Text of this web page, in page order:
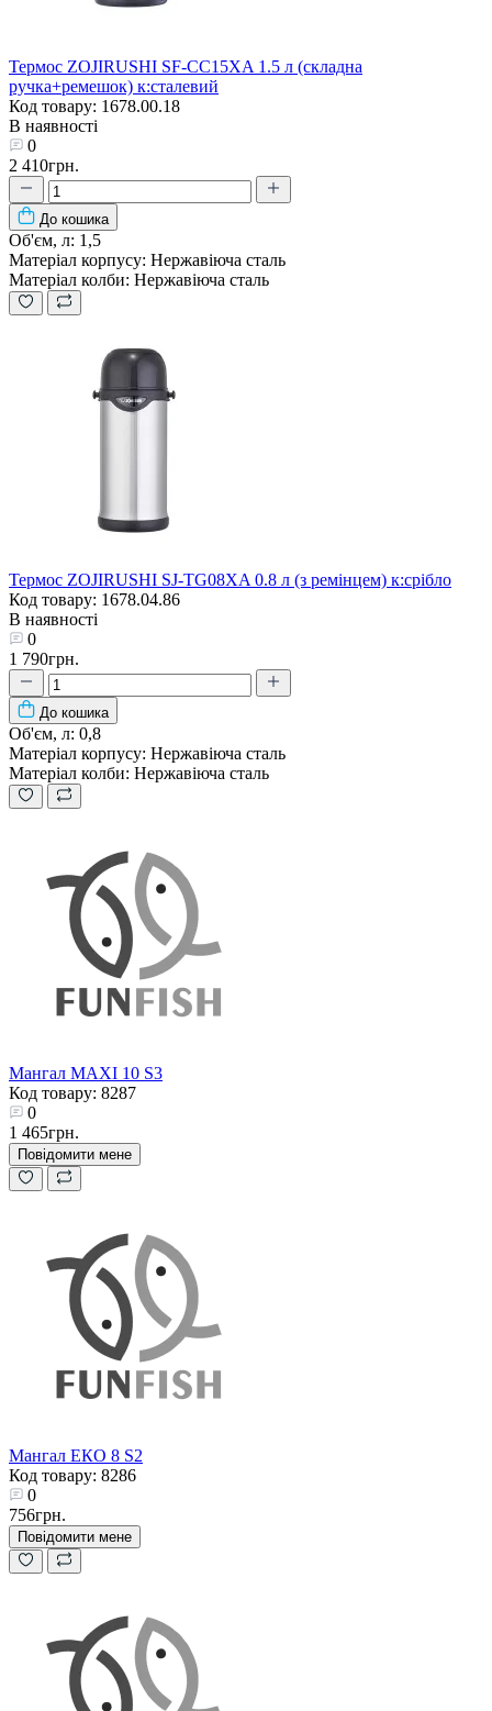
Термос ZOJIRUSHI SF-CС15XA 1.5 л (складна
ручка+ремешок) к:сталевий
Код товару: 1678.00.18
В наявності
0
2 410грн.
До кошика
Об'єм, л: 1,5
Матеріал корпусу: Нержавіюча сталь
Матеріал колби: Нержавіюча сталь
Термос ZOJIRUSHI SJ-TG08XA 0.8 л (з ремінцем) к:срібло
Код товару: 1678.04.86
В наявності
0
1 790грн.
До кошика
Об'єм, л: 0,8
Матеріал корпусу: Нержавіюча сталь
Матеріал колби: Нержавіюча сталь
Мангал MAXI 10 S3
Код товару: 8287
0
1 465грн.
Повідомити мене
Мангал ЕКО 8 S2
Код товару: 8286
0
756грн.
Повідомити мене